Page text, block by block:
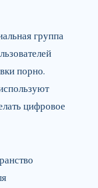
группа
порно.
цифровое